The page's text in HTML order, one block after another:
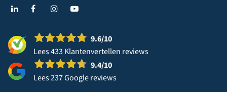
9.6/10
Lees 433 Klantenvertellen reviews
9.4/10
Lees 237 Google reviews